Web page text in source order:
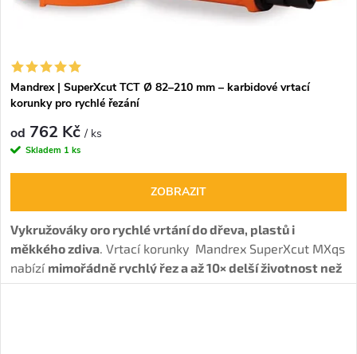
Mandrex | SuperXcut TCT Ø 82–210 mm – karbidové vrtací
korunky pro rychlé řezání
od 762 Kč/ ks
Skladem 1 ks
ZOBRAZIT
Vykružováky oro rychlé vrtání do dřeva, plastů i
měkkého zdiva. Vrtací korunky Mandrex SuperXcut MXqs
nabízí mimořádně rychlý řez a až 10× delší životnost než
Bi-Metal děrovky.